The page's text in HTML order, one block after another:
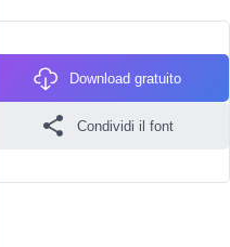
Download gratuito
Condividi il font